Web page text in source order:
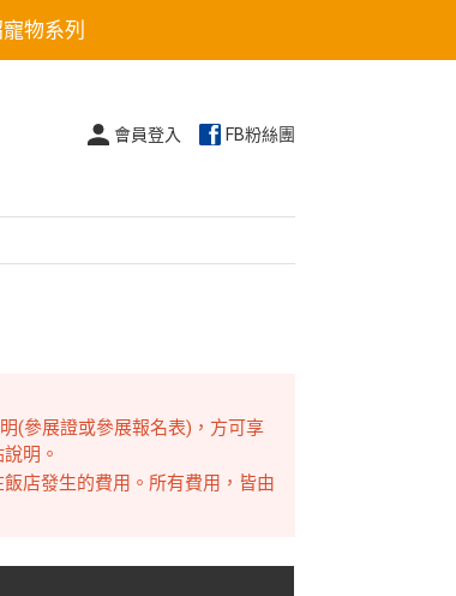
物系列
會員登入 FB粉絲團
(參展證或參展報名表)，方可享
明。
店發生的費用。所有費用，皆由